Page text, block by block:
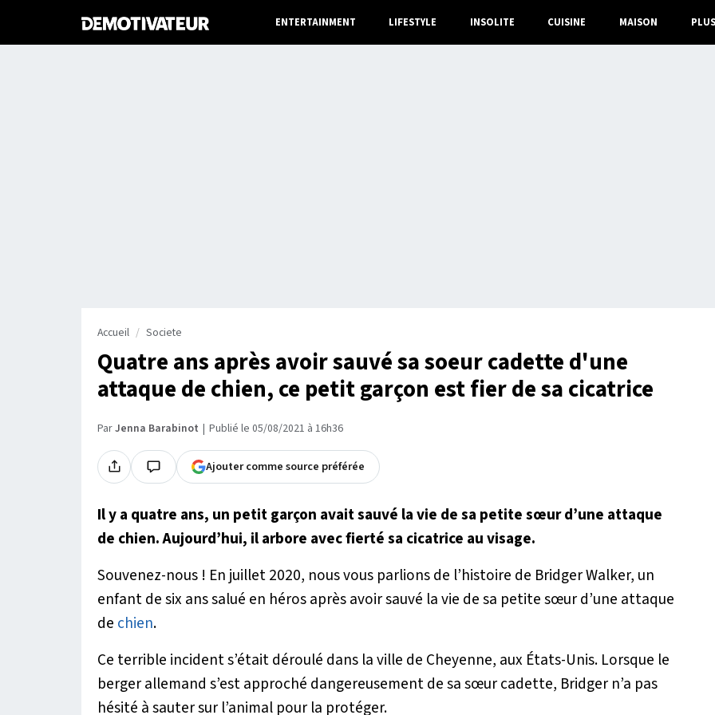
ENTERTAINMENT LIFESTYLE INSOLITE CUISINE MAISON PLUS
Accueil Societe
Quatre ans après avoir sauvé sa soeur cadette d'une
attaque de chien, ce petit garçon est fier de sa cicatrice
ParJenna Barabinot Publié le 05/08/2021 à 16h36
Ajouter comme source préférée
Il y a quatre ans, un petit garçon avait sauvé la vie de sa petite sœur d’une attaque
de chien. Aujourd’hui, il arbore avec fierté sa cicatrice au visage.
Souvenez-nous ! En juillet 2020, nous vous parlions de l’histoire de Bridger Walker, un
enfant de six ans salué en héros après avoir sauvé la vie de sa petite sœur d’une attaque
de chien.
Ce terrible incident s’était déroulé dans la ville de Cheyenne, aux États-Unis. Lorsque le
berger allemand s’est approché dangereusement de sa sœur cadette, Bridger n’a pas
hésité à sauter sur l’animal pour la protéger.